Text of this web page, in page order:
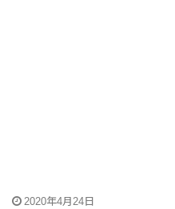
2020年4月24日